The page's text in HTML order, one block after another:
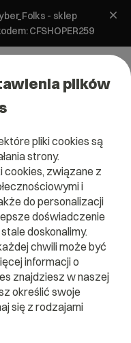
- sklep
CFSHOPER259
plików
pliki cookies są
strony.
cookies, związane z
i
do personalizacji
doświadczenie
doskonalimy.
chwili może być
informacji o
znajdziesz w naszej
określić swoje
się z rodzajami